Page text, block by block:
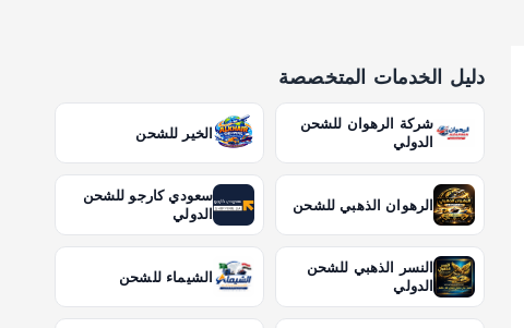
دليل الخدمات المتخصصة
شركة الرهوان للشحن
الدولي
الخير للشحن
الرهوان الذهبي للشحن
سعودي كارجو للشحن
الدولي
النسر الذهبي للشحن
الدولي
الشيماء للشحن